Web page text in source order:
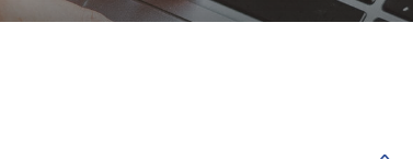
da UNIFEBE